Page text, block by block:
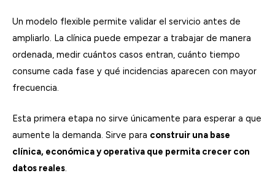
Un modelo flexible permite validar el servicio antes de
ampliarlo. La clínica puede empezar a trabajar de manera
ordenada, medir cuántos casos entran, cuánto tiempo
consume cada fase y qué incidencias aparecen con mayor
frecuencia.
Esta primera etapa no sirve únicamente para esperar a que
aumente la demanda. Sirve para construir una base
clínica, económica y operativa que permita crecer con
datos reales.